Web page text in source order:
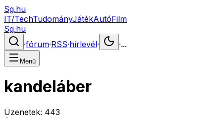
Sg.hu
IT/TechTudományJátékAutóFilm
Sg.hu
·fórum·RSS·hírlevél· ·...
Menü
kandeláber
Üzenetek: 443